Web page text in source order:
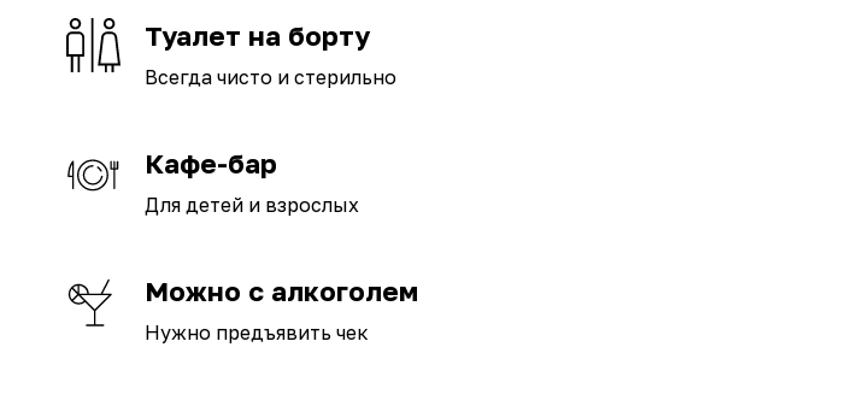
Туалет на борту
Всегда чисто и стерильно
Кафе-бар
Для детей и взрослых
Можно с алкоголем
Нужно предъявить чек